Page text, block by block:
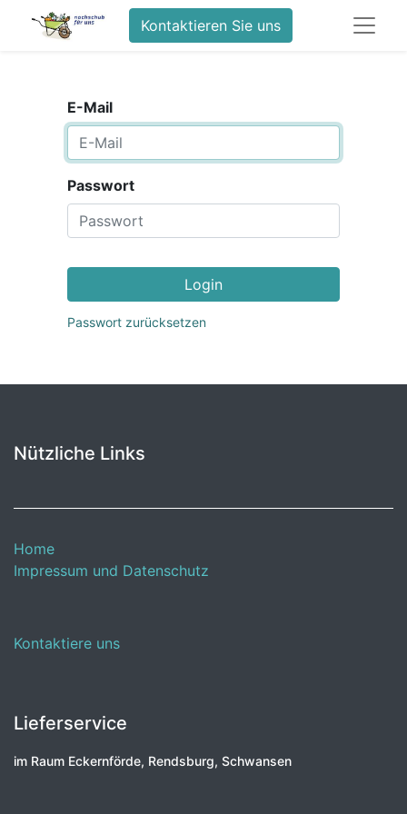
Kontaktieren Sie uns
E-Mail
Passwort
Login
Passwort zurücksetzen
Nützliche Links
Home
Impressum und Datenschutz
Kontaktiere uns
Lieferservice
im Raum Eckernförde, Rendsburg, Schwansen